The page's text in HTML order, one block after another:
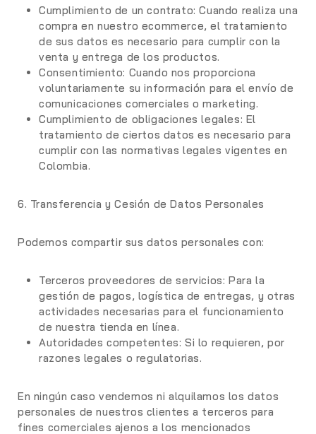
Cumplimiento de un contrato: Cuando realiza una
compra en nuestro ecommerce, el tratamiento
de sus datos es necesario para cumplir con la
venta y entrega de los productos.
Consentimiento: Cuando nos proporciona
voluntariamente su información para el envío de
comunicaciones comerciales o marketing.
Cumplimiento de obligaciones legales: El
tratamiento de ciertos datos es necesario para
cumplir con las normativas legales vigentes en
Colombia.
6. Transferencia y Cesión de Datos Personales
Podemos compartir sus datos personales con:
Terceros proveedores de servicios: Para la
gestión de pagos, logística de entregas, y otras
actividades necesarias para el funcionamiento
de nuestra tienda en línea.
Autoridades competentes: Si lo requieren, por
razones legales o regulatorias.
En ningún caso vendemos ni alquilamos los datos
personales de nuestros clientes a terceros para
fines comerciales ajenos a los mencionados